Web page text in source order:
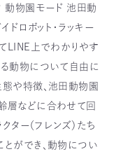
動物園モード 池田動
ドロボット・ラッキー
LINE上でわかりやす
る動物について自由に
態や特徴、池田動物園
層などに合わせて回
ター（フレンズ）たち
とができ、動物につい